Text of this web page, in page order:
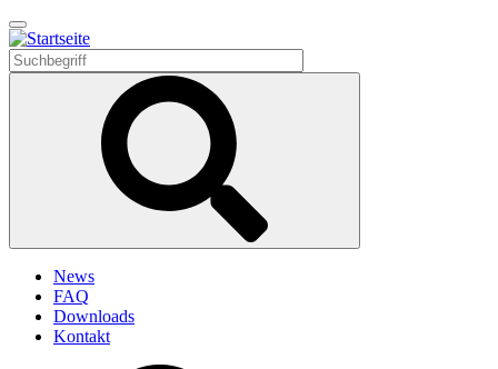
Direkt
zum
Inhalt
News
FAQ
Downloads
Kontakt